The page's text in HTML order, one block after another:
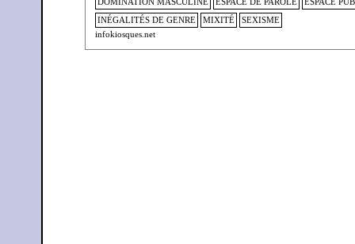
INÉGALITÉS DE GENRE
MIXITÉ
SEXISME
infokiosques.net